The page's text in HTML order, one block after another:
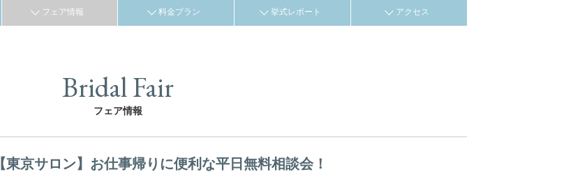
フェア情報 料金プラン 挙式レポート アクセス
Bridal Fair
フェア情報
【東京サロン】お仕事帰りに便利な平日無料相談会！